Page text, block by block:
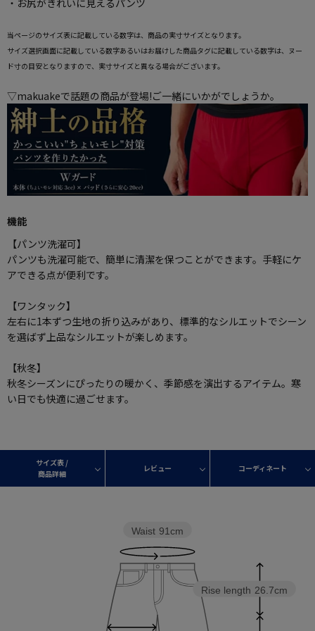
当ページのサイズ表に記載している数字は、商品の実寸サイズとなります。
サイズ選択画面に記載している数字あるいはお届けした商品タグに記載している数字は、ヌー
ド寸の目安となりますので、実寸サイズと異なる場合がございます。
▽makuakeで話題の商品が登場!ご一緒にいかがでしょうか。
機能
【パンツ洗濯可】
パンツも洗濯可能で、簡単に清潔を保つことができます。手軽にケ
アできる点が便利です。
【ワンタック】
左右に1本ずつ生地の折り込みがあり、標準的なシルエットでシーン
を選ばず上品なシルエットが楽しめます。
【秋冬】
秋冬シーズンにぴったりの暖かく、季節感を演出するアイテム。寒
い日でも快適に過ごせます。
サイズ表 /
商品詳細
レビュー コーディネート
Rise length 26.7cm
Waist 91cm